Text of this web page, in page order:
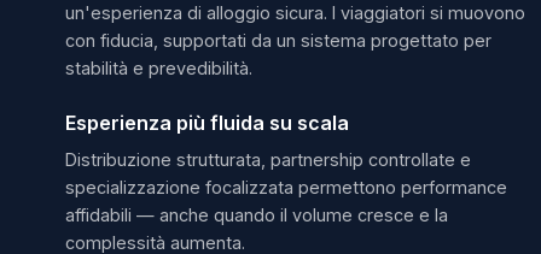
un'esperienza di alloggio sicura. I viaggiatori si muovono
con fiducia, supportati da un sistema progettato per
stabilità e prevedibilità.
Esperienza più fluida su scala
Distribuzione strutturata, partnership controllate e
specializzazione focalizzata permettono performance
affidabili — anche quando il volume cresce e la
complessità aumenta.